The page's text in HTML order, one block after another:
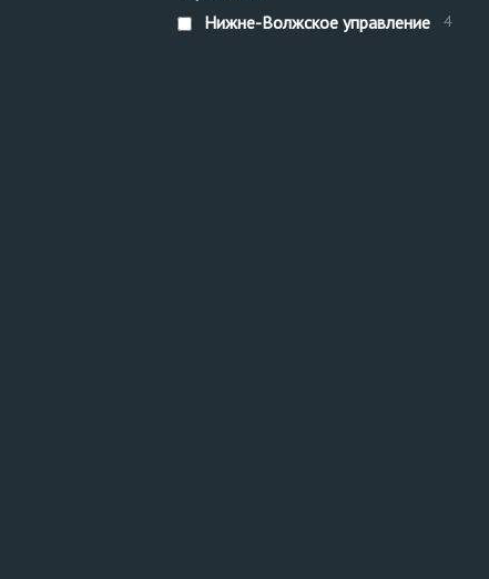
Нижне-Волжское управление
4